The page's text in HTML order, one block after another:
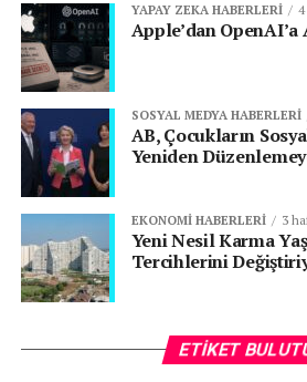
SONRAKI
Gemini Live’ın Capella, Orion
çıkarması nasıl sağlanır
Bowerbird Boya Kuşu:
YAPAY ZEKA HABERLERI
Apple’dan
SOSYAL MEDYA HABERLERI
AB, Çocukların
Yeniden
EKONOMI HABERLERI 3
Yeni Nesil Karma
Tercihlerini
ETIKET